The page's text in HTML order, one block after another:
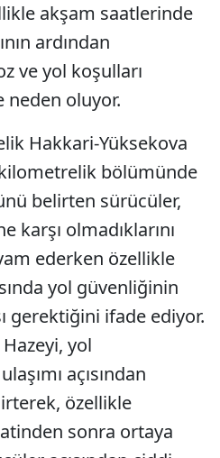
akşam saatlerinde
ardından
ve yol koşulları
oluyor.
Hakkari-Yüksekova
bölümünde
belirten sürücüler,
karşı olmadıklarını
ederken özellikle
yol güvenliğinin
gerektiğini ifade ediyor.
yol
açısından
özellikle
sonra ortaya